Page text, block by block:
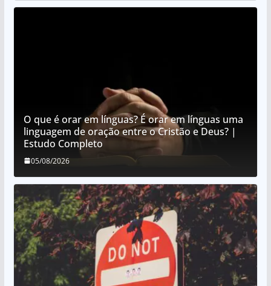
O que é orar em línguas? É orar em línguas uma
linguagem de oração entre o Cristão e Deus? |
Estudo Completo
05/08/2026